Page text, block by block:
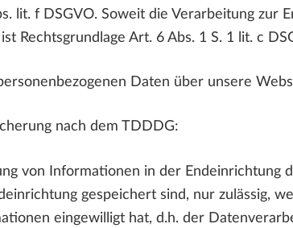
lit. f DSGVO. Soweit die Verarbeitung zur
Rechtsgrundlage Art. 6 Abs. 1 S. 1 lit. c
Daten über unsere
nach dem TDDDG:
von Informationen in der Endeinrichtung
gespeichert sind, nur zulässig,
eingewilligt hat, d.h. der